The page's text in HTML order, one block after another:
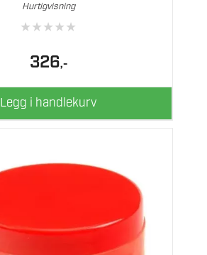
Hurtigvisning
★★★★★
326,-
Legg i handlekurv